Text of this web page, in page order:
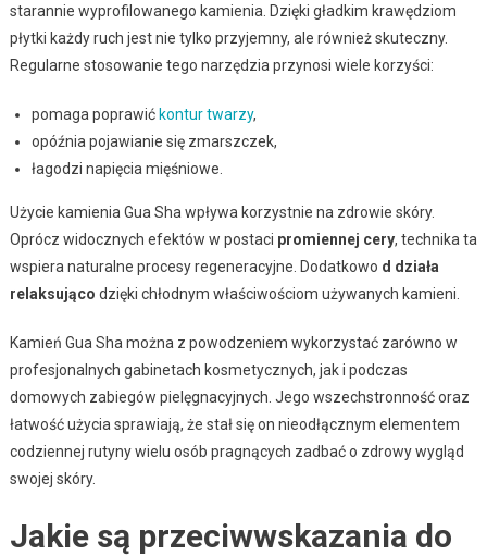
starannie wyprofilowanego kamienia. Dzięki gładkim krawędziom
płytki każdy ruch jest nie tylko przyjemny, ale również skuteczny.
Regularne stosowanie tego narzędzia przynosi wiele korzyści:
pomaga poprawić kontur twarzy,
opóźnia pojawianie się zmarszczek,
łagodzi napięcia mięśniowe.
Użycie kamienia Gua Sha wpływa korzystnie na zdrowie skóry.
Oprócz widocznych efektów w postaci promiennej cery, technika ta
wspiera naturalne procesy regeneracyjne. Dodatkowo d działa
relaksująco dzięki chłodnym właściwościom używanych kamieni.
Kamień Gua Sha można z powodzeniem wykorzystać zarówno w
profesjonalnych gabinetach kosmetycznych, jak i podczas
domowych zabiegów pielęgnacyjnych. Jego wszechstronność oraz
łatwość użycia sprawiają, że stał się on nieodłącznym elementem
codziennej rutyny wielu osób pragnących zadbać o zdrowy wygląd
swojej skóry.
Jakie są przeciwwskazania do